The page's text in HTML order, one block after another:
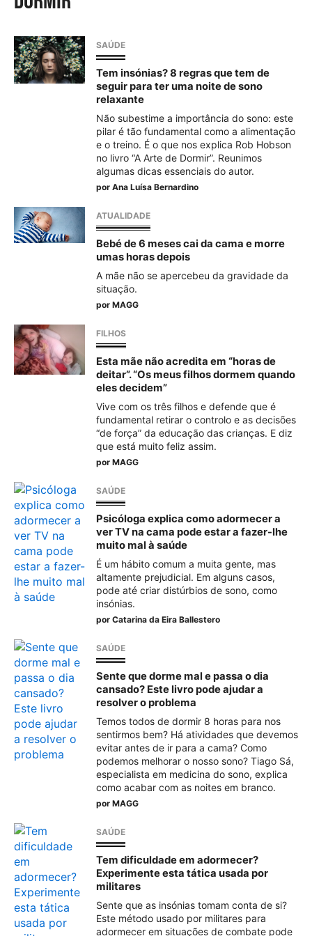
SAÚDE
Tem insónias? 8 regras que tem de
seguir para ter uma noite de sono
relaxante
Não subestime a importância do sono: este
pilar é tão fundamental como a alimentação
e o treino. É o que nos explica Rob Hobson
no livro “A Arte de Dormir”. Reunimos
algumas dicas essenciais do autor.
por Ana Luísa Bernardino
ATUALIDADE
Bebé de 6 meses cai da cama e morre
umas horas depois
A mãe não se apercebeu da gravidade da
situação.
por MAGG
FILHOS
Esta mãe não acredita em “horas de
deitar”. “Os meus filhos dormem quando
eles decidem”
Vive com os três filhos e defende que é
fundamental retirar o controlo e as decisões
“de força” da educação das crianças. E diz
que está muito feliz assim.
por MAGG
SAÚDE
Psicóloga explica como adormecer a
ver TV na cama pode estar a fazer-lhe
muito mal à saúde
É um hábito comum a muita gente, mas
altamente prejudicial. Em alguns casos,
pode até criar distúrbios de sono, como
insónias.
por Catarina da Eira Ballestero
SAÚDE
Sente que dorme mal e passa o dia
cansado? Este livro pode ajudar a
resolver o problema
Temos todos de dormir 8 horas para nos
sentirmos bem? Há atividades que devemos
evitar antes de ir para a cama? Como
podemos melhorar o nosso sono? Tiago Sá,
especialista em medicina do sono, explica
como acabar com as noites em branco.
por MAGG
SAÚDE
Tem dificuldade em adormecer?
Experimente esta tática usada por
militares
Sente que as insónias tomam conta de si?
Este método usado por militares para
adormecer em situações de combate pode